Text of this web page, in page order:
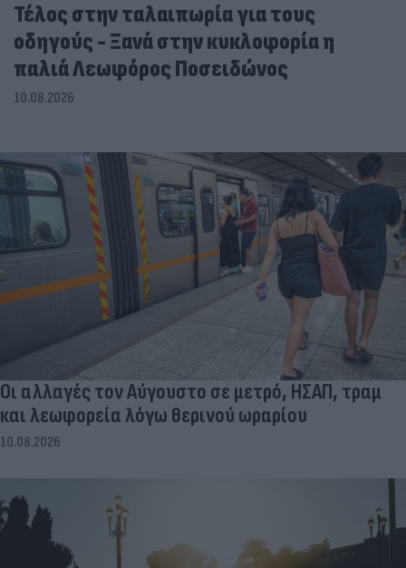
Τέλος στην ταλαιπωρία για τους
οδηγούς - Ξανά στην κυκλοφορία η
παλιά Λεωφόρος Ποσειδώνος
10.08.2026
Οι αλλαγές τον Αύγουστο σε μετρό, ΗΣΑΠ, τραμ
και λεωφορεία λόγω θερινού ωραρίου
10.08.2026